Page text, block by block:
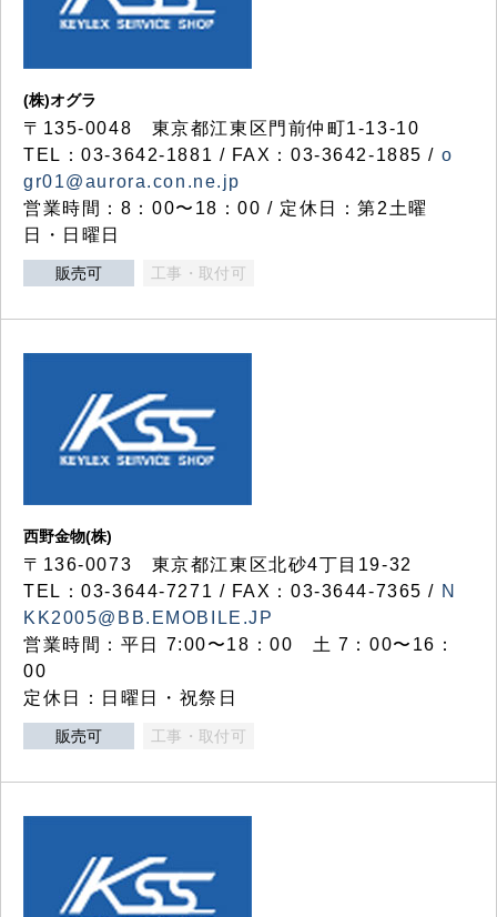
(株)オグラ
〒135-0048 東京都江東区門前仲町1-13-10
TEL：03-3642-1881 / FAX：03-3642-1885 / o
gr01@aurora.con.ne.jp
営業時間：8：00〜18：00 / 定休日：第2土曜
日・日曜日
販売可 工事・取付可
西野金物(株)
〒136-0073 東京都江東区北砂4丁目19-32
TEL：03‐3644‐7271 / FAX：03-3644-7365 / N
KK2005@BB.EMOBILE.JP
営業時間：平日 7:00〜18：00 土 7：00〜16：
00
定休日：日曜日・祝祭日
販売可 工事・取付可